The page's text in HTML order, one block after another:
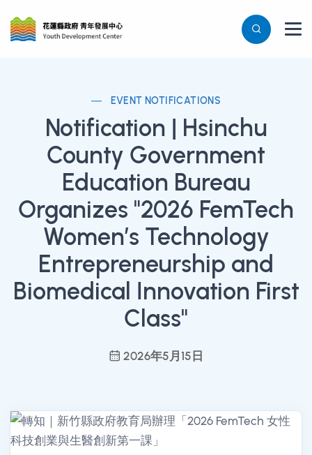
EVENT NOTIFICATIONS
Notification | Hsinchu
County Government
Education Bureau
Organizes "2026 FemTech
Women’s Technology
Entrepreneurship and
Biomedical Innovation First
Class"
2026年5月15日